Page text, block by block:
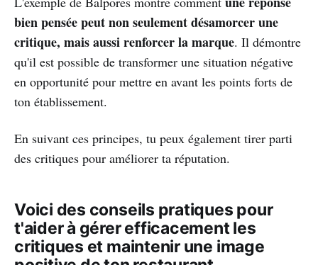
bien pensée peut non seulement désamorcer une
critique, mais aussi renforcer la marque. Il démontre
qu'il est possible de transformer une situation négative
en opportunité pour mettre en avant les points forts de
ton établissement.
En suivant ces principes, tu peux également tirer parti
des critiques pour améliorer ta réputation.
Voici des conseils pratiques pour
t'aider à gérer efficacement les
critiques et maintenir une image